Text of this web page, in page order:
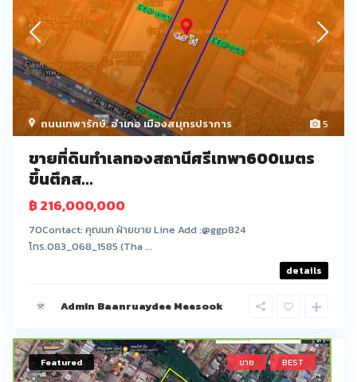
5
ถนนเทพารักษ์,อำเภอ เมืองสมุทรปราการ
ขายที่ดินทำเลทองสถานีศรีเทพา600เมตร
ขึ้นตึกส...
฿ 216,000,000
70Contact: คุณนก ฝ่ายขาย Line Add :@ggp824
โทร.083_068_1585 (Tha ...
details
Admin Baanruaydee Meesook
Featured ขาย BEST